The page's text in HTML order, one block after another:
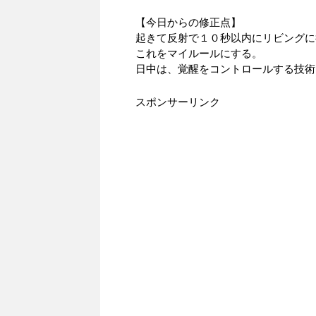
【今日からの修正点】
起きて反射で１０秒以内にリビングに
これをマイルールにする。
日中は、覚醒をコントロールする技術
スポンサーリンク